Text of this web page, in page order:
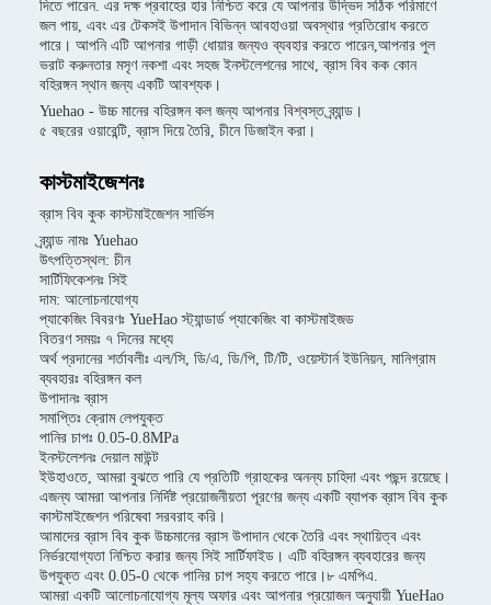
দিতে পারেন. এর দক্ষ প্রবাহের হার নিশ্চিত করে যে আপনার উদ্ভিদ সঠিক পরিমাণে
জল পায়, এবং এর টেকসই উপাদান বিভিন্ন আবহাওয়া অবস্থার প্রতিরোধ করতে
পারে। আপনি এটি আপনার গাড়ী ধোয়ার জন্যও ব্যবহার করতে পারেন,আপনার পুল
ভরাট করুনতার মসৃণ নকশা এবং সহজ ইনস্টলেশনের সাথে, ব্রাস বিব কক কোন
বহিরঙ্গন স্থান জন্য একটি আবশ্যক।
Yuehao - উচ্চ মানের বহিরঙ্গন কল জন্য আপনার বিশ্বস্ত ব্র্যান্ড।
৫ বছরের ওয়ারেন্টি, ব্রাস দিয়ে তৈরি, চীনে ডিজাইন করা।
কাস্টমাইজেশনঃ
ব্রাস বিব কুক কাস্টমাইজেশন সার্ভিস
ব্র্যান্ড নামঃ Yuehao
উৎপত্তিস্থল: চীন
সার্টিফিকেশনঃ সিই
দাম: আলোচনাযোগ্য
প্যাকেজিং বিবরণঃ YueHao স্ট্যান্ডার্ড প্যাকেজিং বা কাস্টমাইজড
বিতরণ সময়ঃ ৭ দিনের মধ্যে
অর্থ প্রদানের শর্তাবলীঃ এল/সি, ডি/এ, ডি/পি, টি/টি, ওয়েস্টার্ন ইউনিয়ন, মানিগ্রাম
ব্যবহারঃ বহিরঙ্গন কল
উপাদানঃ ব্রাস
সমাপ্তিঃ ক্রোম লেপযুক্ত
পানির চাপঃ 0.05-0.8MPa
ইনস্টলেশনঃ দেয়াল মাউন্ট
ইউহাওতে, আমরা বুঝতে পারি যে প্রতিটি গ্রাহকের অনন্য চাহিদা এবং পছন্দ রয়েছে।
এজন্য আমরা আপনার নির্দিষ্ট প্রয়োজনীয়তা পূরণের জন্য একটি ব্যাপক ব্রাস বিব কুক
কাস্টমাইজেশন পরিষেবা সরবরাহ করি।
আমাদের ব্রাস বিব কুক উচ্চমানের ব্রাস উপাদান থেকে তৈরি এবং স্থায়িত্ব এবং
নির্ভরযোগ্যতা নিশ্চিত করার জন্য সিই সার্টিফাইড। এটি বহিরঙ্গন ব্যবহারের জন্য
উপযুক্ত এবং 0.05-0 থেকে পানির চাপ সহ্য করতে পারে।৮ এমপিএ.
আমরা একটি আলোচনাযোগ্য মূল্য অফার এবং আপনার প্রয়োজন অনুযায়ী YueHao